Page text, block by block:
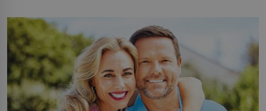
můžete obohatit své rituály a přinést do svého života
větší harmonii a klid. Je důležité